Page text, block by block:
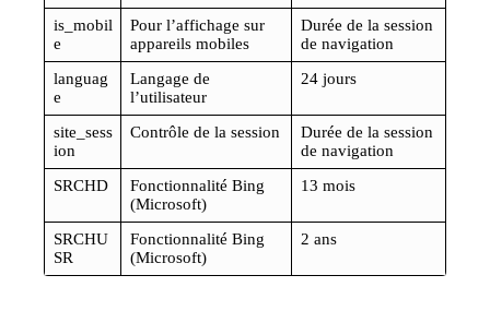
is_mobil
e
Pour l’affichage sur
appareils mobiles
Durée de la session
de navigation
languag
e
Langage de
l’utilisateur
24 jours
site_sess
ion
Contrôle de la session
Durée de la session
de navigation
SRCHD
Fonctionnalité Bing
(Microsoft)
13 mois
SRCHU
SR
Fonctionnalité Bing
(Microsoft)
2 ans